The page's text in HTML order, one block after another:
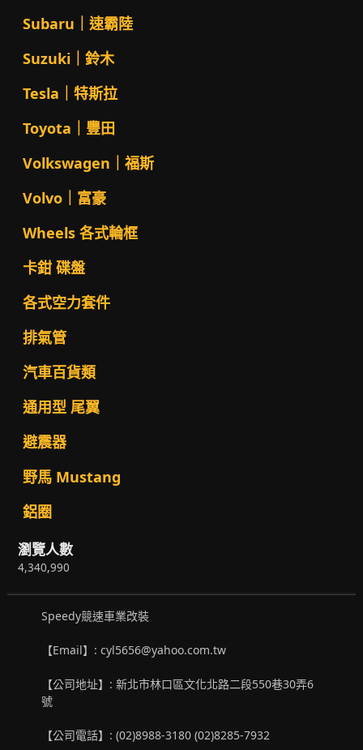
Subaru｜速霸陸
Suzuki｜鈴木
Tesla｜特斯拉
Toyota｜豐田
Volkswagen｜福斯
Volvo｜富豪
Wheels 各式輪框
卡鉗 碟盤
各式空力套件
排氣管
汽車百貨類
通用型 尾翼
避震器
野馬 Mustang
鋁圈
瀏覽人數
4,340,990
Speedy競速車業改裝
【Email】: cyl5656@yahoo.com.tw
【公司地址】: 新北市林口區文化北路二段550巷30弄6
號
【公司電話】: (02)8988-3180 (02)8285-7932